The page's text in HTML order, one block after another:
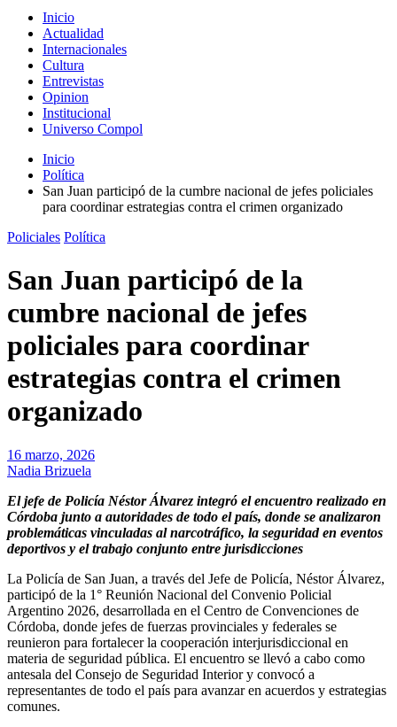
Inicio
Actualidad
Internacionales
Cultura
Entrevistas
Opinion
Institucional
Universo Compol
Inicio
Política
San Juan participó de la cumbre nacional de jefes policiales
para coordinar estrategias contra el crimen organizado
Policiales Política
San Juan participó de la
cumbre nacional de jefes
policiales para coordinar
estrategias contra el crimen
organizado
16 marzo, 2026
Nadia Brizuela
El jefe de Policía Néstor Álvarez integró el encuentro realizado en
Córdoba junto a autoridades de todo el país, donde se analizaron
problemáticas vinculadas al narcotráfico, la seguridad en eventos
deportivos y el trabajo conjunto entre jurisdicciones
La Policía de San Juan, a través del Jefe de Policía, Néstor Álvarez,
participó de la 1° Reunión Nacional del Convenio Policial
Argentino 2026, desarrollada en el Centro de Convenciones de
Córdoba, donde jefes de fuerzas provinciales y federales se
reunieron para fortalecer la cooperación interjurisdiccional en
materia de seguridad pública. El encuentro se llevó a cabo como
antesala del Consejo de Seguridad Interior y convocó a
representantes de todo el país para avanzar en acuerdos y estrategias
comunes.